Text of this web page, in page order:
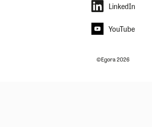
LinkedIn
YouTube
©Egora 2026